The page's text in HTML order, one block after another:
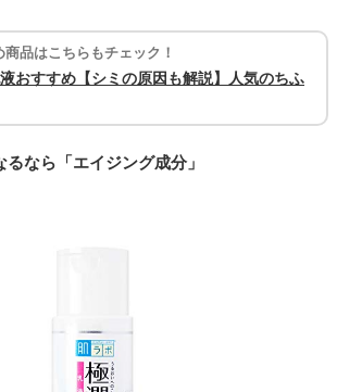
品はこちらもチェック！
おすすめ【シミの原因も解説】人気のちふ
なら「エイジング成分」